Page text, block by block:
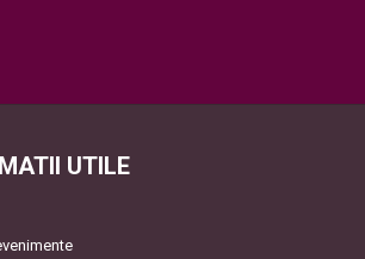
UTILE